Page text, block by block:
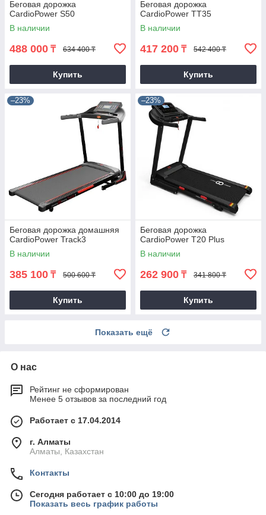
Бегoвaя дopoжкa
СаrdiоРоwer S50
В наличии
488 000 ₸ 634 400 ₸
Купить
Беговая дорожка
CardioPower TT35
В наличии
417 200 ₸ 542 400 ₸
Купить
–23%
Беговая дорожка домашняя
CardioPower Track3
В наличии
385 100 ₸ 500 600 ₸
Купить
–23%
Беговая дорожка
CardioPower T20 Plus
В наличии
262 900 ₸ 341 800 ₸
Купить
Показать ещё
О нас
Рейтинг не сформирован
Менее 5 отзывов за последний год
Работает с 17.04.2014
г. Алматы
Алматы, Казахстан
Контакты
Сегодня работает с 10:00 до 19:00
Показать весь график работы